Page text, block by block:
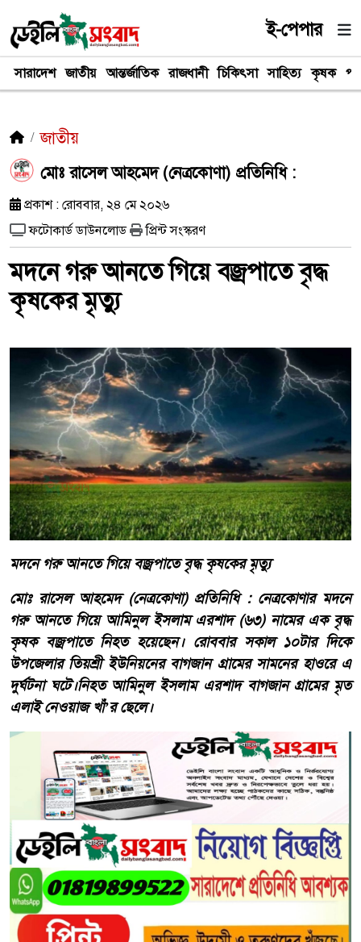
ই-পেপার
সারাদেশ জাতীয় আন্তর্জাতিক রাজধানী চিকিৎসা সাহিত্য কৃষক
জাতীয়
মোঃ রাসেল আহমেদ (নেত্রকোণা) প্রতিনিধি :
প্রকাশ : রোববার, ২৪ মে ২০২৬
ফটোকার্ড ডাউনলোড
প্রিন্ট সংস্করণ
মদনে গরু আনতে গিয়ে বজ্রপাতে বৃদ্ধ
কৃষকের মৃত্যু
মদনে গরু আনতে গিয়ে বজ্রপাতে বৃদ্ধ কৃষকের মৃত্যু
মোঃ রাসেল আহমেদ (নেত্রকোণা) প্রতিনিধি : নেত্রকোণার মদনে
গরু আনতে গিয়ে আমিনুল ইসলাম এরশাদ (৬৩) নামের এক বৃদ্ধ
কৃষক বজ্রপাতে নিহত হয়েছেন। রোববার সকাল ১০টার দিকে
উপজেলার তিয়শ্রী ইউনিয়নের বাগজান গ্রামের সামনের হাওরে এ
দুর্ঘটনা ঘটে।নিহত আমিনুল ইসলাম এরশাদ বাগজান গ্রামের মৃত
এলাই নেওয়াজ খাঁ’র ছেলে।